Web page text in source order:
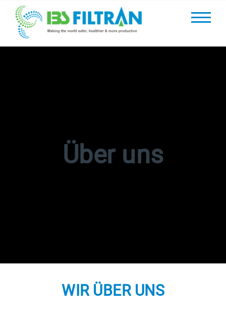
Über uns
WIR ÜBER UNS